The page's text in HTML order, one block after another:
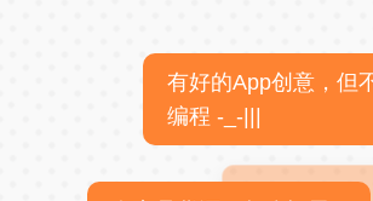
有好的App创意，但
编程 -_-|||